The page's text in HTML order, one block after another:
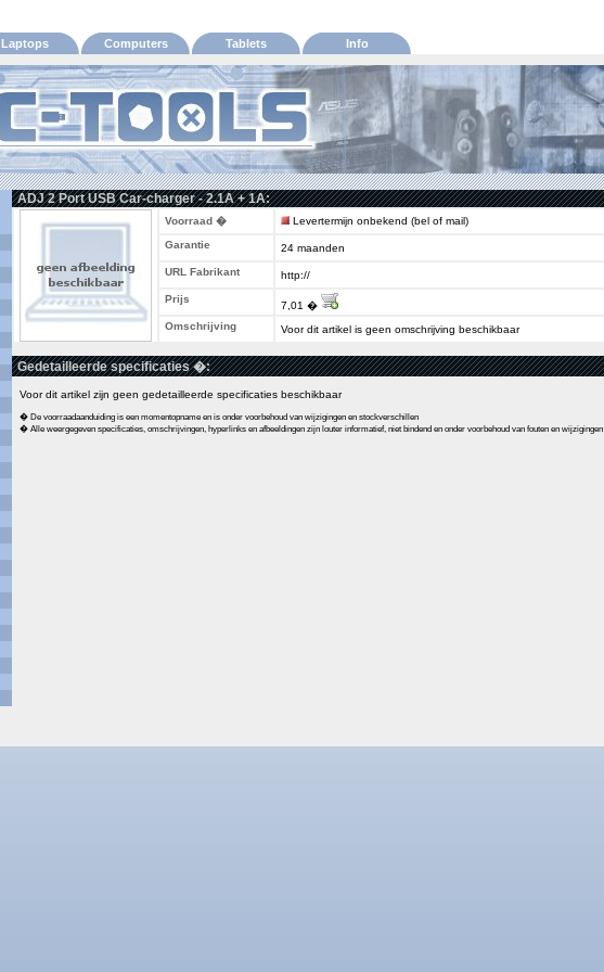
Laptops Computers Tablets Info
ADJ 2 Port USB Car-charger - 2.1A + 1A:
Voorraad �
Levertermijn onbekend (bel of mail)
Garantie
24 maanden
URL Fabrikant
http://
Prijs
7,01 �
Omschrijving
Voor dit artikel is geen omschrijving beschikbaar
Gedetailleerde specificaties �:
Voor dit artikel zijn geen gedetailleerde specificaties beschikbaar
� De voorraadaanduiding is een momentopname en is onder voorbehoud van wijzigingen en stockverschillen
� Alle weergegeven specificaties, omschrijvingen, hyperlinks en afbeeldingen zijn louter informatief, niet bindend en onder voorbehoud van fouten en wijzigingen